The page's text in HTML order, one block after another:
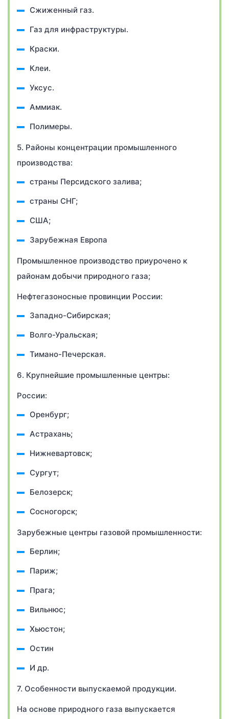
Сжиженный газ.
Газ для инфраструктуры.
Краски.
Клеи.
Уксус.
Аммиак.
Полимеры.
5. Районы концентрации промышленного
производства:
страны Персидского залива;
страны СНГ;
США;
Зарубежная Европа
Промышленное производство приурочено к
районам добычи природного газа;
Нефтегазоносные провинции России:
Западно-Сибирская;
Волго-Уральская;
Тимано-Печерская.
6. Крупнейшие промышленные центры:
России:
Оренбург;
Астрахань;
Нижневартовск;
Сургут;
Белозерск;
Сосногорск;
Зарубежные центры газовой промышленности:
Берлин;
Париж;
Прага;
Вильнюс;
Хьюстон;
Остин
И др.
7. Особенности выпускаемой продукции.
На основе природного газа выпускается